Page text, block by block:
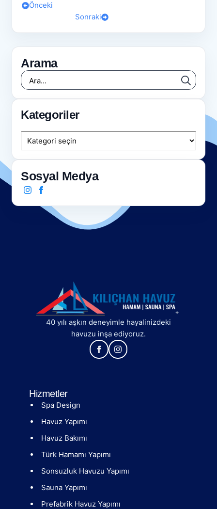
Önceki
Sonraki
Arama
for:
Kategoriler
Kategoriler
Sosyal Medya
40 yılı aşkın deneyimle hayalinizdeki
havuzu inşa ediyoruz.
Hizmetler
Spa Design
Havuz Yapımı
Havuz Bakımı
Türk Hamamı Yapımı
Sonsuzluk Havuzu Yapımı
Sauna Yapımı
Prefabrik Havuz Yapımı